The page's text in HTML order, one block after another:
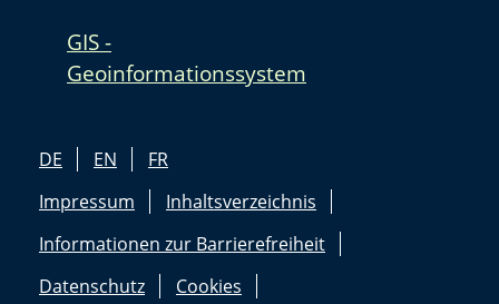
GIS -
Geoinformationssystem
DE EN
FR
Impressum
Inhaltsverzeichnis
Informationen zur Barrierefreiheit
Datenschutz
Cookies